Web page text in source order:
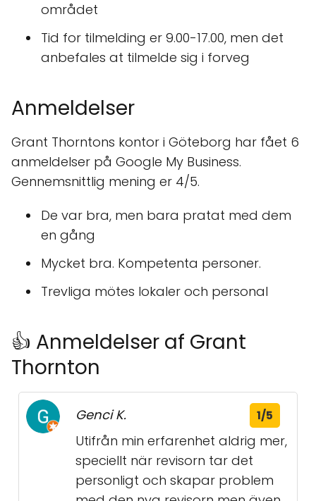
området
Tid for tilmelding er 9.00-17.00, men det
anbefales at tilmelde sig i forveg
Anmeldelser
Grant Thorntons kontor i Göteborg har fået 6
anmeldelser på Google My Business.
Gennemsnittlig mening er 4/5.
De var bra, men bara pratat med dem
en gång
Mycket bra. Kompetenta personer.
Trevliga mötes lokaler och personal
👍 Anmeldelser af Grant
Thornton
Genci K. 1/5
Utifrån min erfarenhet aldrig mer,
speciellt när revisorn tar det
personligt och skapar problem